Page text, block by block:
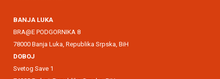
BANJA LUKA
BRA@E PODGORNIKA 8
78000 Banja Luka, Republika Srpska, BiH
DOBOJ
Svetog Save 1